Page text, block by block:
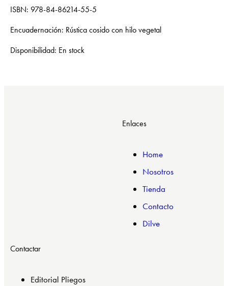
ISBN: 978-84-86214-55-5
Encuadernación: Rústica cosido con hilo vegetal
Disponibilidad: En stock
Enlaces
Home
Nosotros
Tienda
Contacto
Dilve
Contactar
Editorial Pliegos